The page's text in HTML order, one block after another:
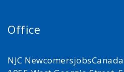
Office
NJC NewcomersjobsCanada